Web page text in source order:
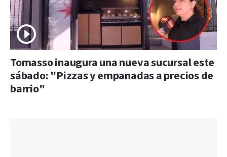
Tomasso inaugura una nueva sucursal este
sábado: "Pizzas y empanadas a precios de
barrio"